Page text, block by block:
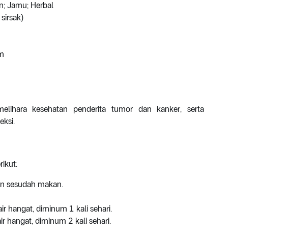
Jamu; Herbal
kesehatan penderita tumor dan kanker, serta
sesudah makan.
hangat, diminum 1 kali sehari.
hangat, diminum 2 kali sehari.